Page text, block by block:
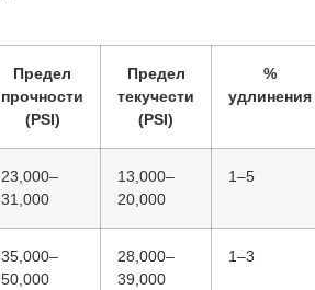
Предел
прочности
(PSI)
Предел
текучести
(PSI)
%
удлинения
23,000–
31,000
13,000–
20,000
1–5
35,000–
50,000
28,000–
39,000
1–3